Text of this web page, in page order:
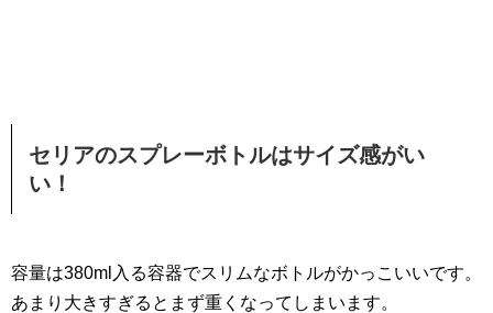
セリアのスプレーボトルはサイズ感がい
い！
容量は380ml入る容器でスリムなボトルがかっこいいです。
あまり大きすぎるとまず重くなってしまいます。